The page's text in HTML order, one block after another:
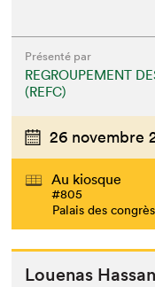
Présenté par
REGROUPEMENT
(REFC)
26 novembre
Au kiosque
#805
Palais des
Loue­nas